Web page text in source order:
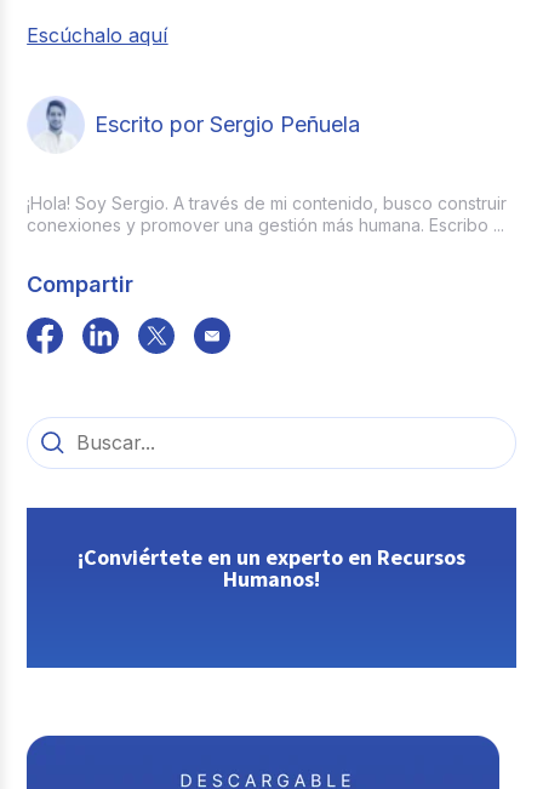
Escúchalo aquí
Escrito por Sergio Peñuela
¡Hola! Soy Sergio. A través de mi contenido, busco construir
conexiones y promover una gestión más humana. Escribo ...
Compartir
¡Conviértete en un experto en Recursos
Humanos!